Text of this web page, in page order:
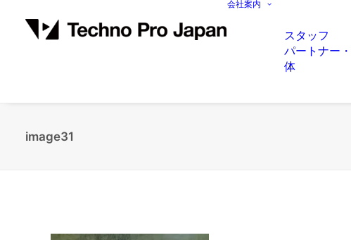
会社案内
スタッフ
パートナー
体
image31